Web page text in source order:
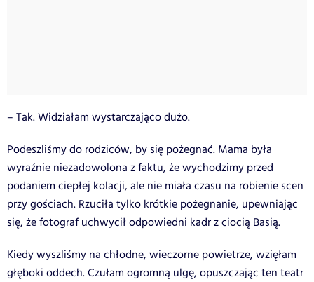
– Tak. Widziałam wystarczająco dużo.
Podeszliśmy do rodziców, by się pożegnać. Mama była
wyraźnie niezadowolona z faktu, że wychodzimy przed
podaniem ciepłej kolacji, ale nie miała czasu na robienie scen
przy gościach. Rzuciła tylko krótkie pożegnanie, upewniając
się, że fotograf uchwycił odpowiedni kadr z ciocią Basią.
Kiedy wyszliśmy na chłodne, wieczorne powietrze, wzięłam
głęboki oddech. Czułam ogromną ulgę, opuszczając ten teatr